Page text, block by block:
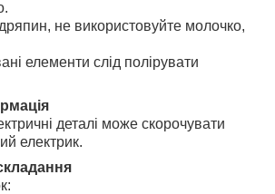
не використовуйте молочко,
елементи слід полірувати
деталі може скорочувати
електрик.